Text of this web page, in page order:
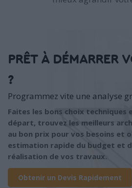
PRÊT À DÉMARRER
?
Programmez vite une analyse
Faites les bons choix techniques
départ, trouvez les meilleurs
au bon prix pour vos besoins et
estimation rapide du budget et
réalisation de vos travaux.
Obtenir un Devis Rapidement